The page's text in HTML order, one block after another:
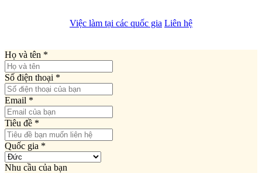
Việc làm tại các quốc gia Liên hệ
Họ và tên *
Số điện thoại *
Email *
Tiêu đề *
Quốc gia *
Nhu cầu của bạn